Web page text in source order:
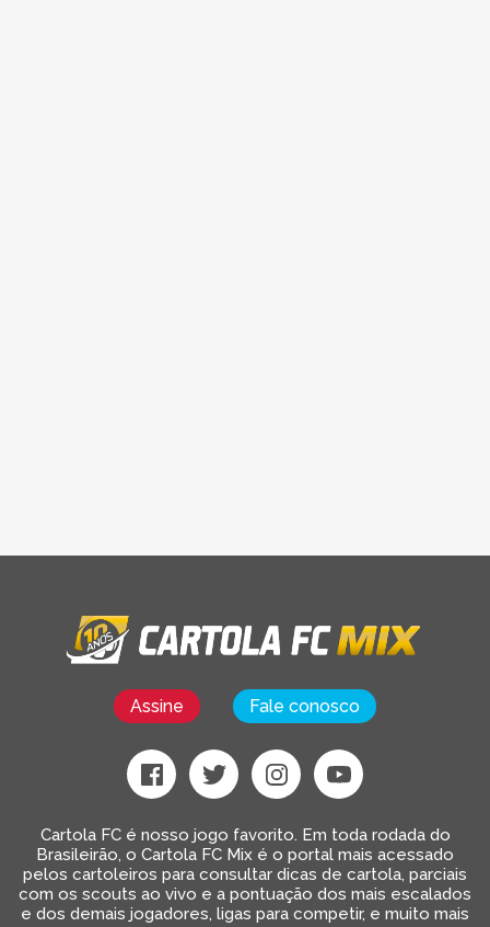
Assine Fale conosco
Cartola FC é nosso jogo favorito. Em toda rodada do
Brasileirão, o Cartola FC Mix é o portal mais acessado
pelos cartoleiros para consultar dicas de cartola, parciais
com os scouts ao vivo e a pontuação dos mais escalados
e dos demais jogadores, ligas para competir, e muito mais